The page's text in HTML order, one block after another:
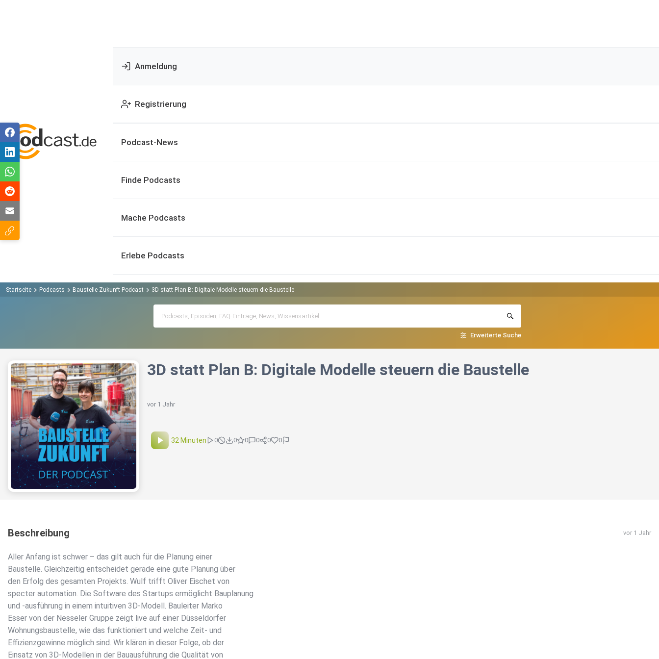
Anmeldung
Registrierung
Podcast-News
Finde Podcasts
Mache Podcasts
Erlebe Podcasts
Startseite Podcasts Baustelle Zukunft Podcast 3D statt Plan B: Digitale Modelle steuern die Baustelle
Erweiterte Suche
3D statt Plan B: Digitale Modelle steuern die Baustelle
vor 1 Jahr
32 Minuten 0 0 0 0 0 0
Beschreibung vor 1 Jahr
Aller Anfang ist schwer – das gilt auch für die Planung einer
Baustelle. Gleichzeitig entscheidet gerade eine gute Planung über
den Erfolg des gesamten Projekts. Wulf trifft Oliver Eischet von
specter automation. Die Software des Startups ermöglicht Bauplanung
und -ausführung in einem intuitiven 3D-Modell. Bauleiter Marko
Esser von der Nesseler Gruppe zeigt live auf einer Düsseldorfer
Wohnungsbaustelle, wie das funktioniert und welche Zeit- und
Effizienzgewinne möglich sind. Wir klären in dieser Folge, ob der
Einsatz von 3D-Modellen in der Bauausführung die Qualität von